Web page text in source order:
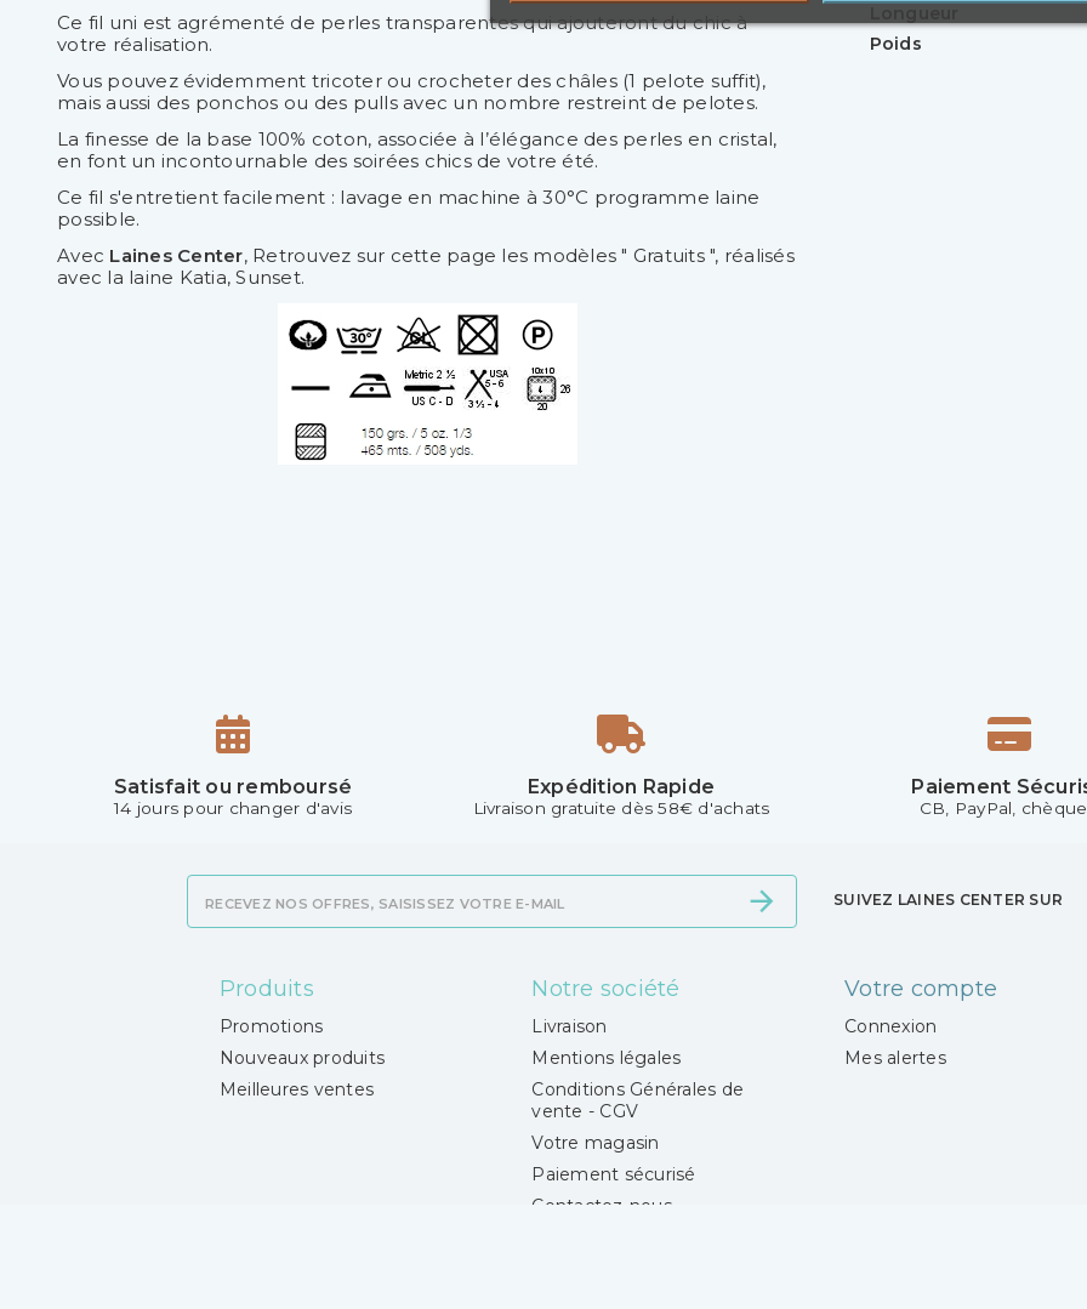
Ce fil uni est agrémenté de perles transparentes qui ajouteront du chic à
votre réalisation.
Vous pouvez évidemment tricoter ou crocheter des châles (1 pelote suffit),
mais aussi des ponchos ou des pulls avec un nombre restreint de pelotes.
La finesse de la base 100% coton, associée à l’élégance des perles en cristal,
en font un incontournable des soirées chics de votre été.
Ce fil s'entretient facilement : lavage en machine à 30°C programme laine
possible.
Avec Laines Center, Retrouvez sur cette page les modèles " Gratuits ", réalisés
avec la laine Katia, Sunset.
Poids
Satisfait ou remboursé
14 jours pour changer d'avis
Expédition Rapide
Livraison gratuite dès 58€ d'achats
Paiement
CB, PayPal,
SUIVEZ LAINES CENTER SUR
Produits
Promotions
Nouveaux produits
Meilleures ventes
Notre société
Livraison
Mentions légales
Conditions Générales de
vente - CGV
Votre magasin
Paiement sécurisé
Contactez-nous
Votre compte
Connexion
Mes alertes